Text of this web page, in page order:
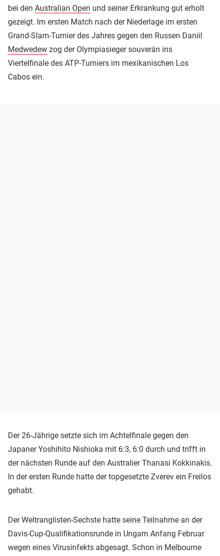
bei den Australian Open und seiner Erkrankung gut erholt
gezeigt. Im ersten Match nach der Niederlage im ersten
Grand-Slam-Turnier des Jahres gegen den Russen Daniil
Medwedew zog der Olympiasieger souverän ins
Viertelfinale des ATP-Turniers im mexikanischen Los
Cabos ein.
Der 26-Jährige setzte sich im Achtelfinale gegen den
Japaner Yoshihito Nishioka mit 6:3, 6:0 durch und trifft in
der nächsten Runde auf den Australier Thanasi Kokkinakis.
In der ersten Runde hatte der topgesetzte Zverev ein Freilos
gehabt.
Der Weltranglisten-Sechste hatte seine Teilnahme an der
Davis-Cup-Qualifikationsrunde in Ungarn Anfang Februar
wegen eines Virusinfekts abgesagt. Schon in Melbourne